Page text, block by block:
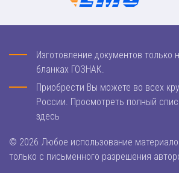
Изготовление документов только
бланках ГОЗНАК.
Приобрести Вы можете во всех
России. Просмотреть полный
здесь
© 2026 Любое использование
только с письменного разрешения